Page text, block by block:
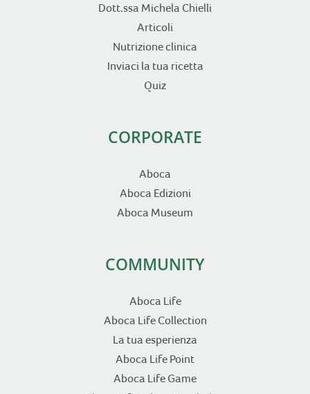
Dott.ssa Michela Chielli
Articoli
Nutrizione clinica
Inviaci la tua ricetta
Quiz
CORPORATE
Aboca
Aboca Edizioni
Aboca Museum
COMMUNITY
Aboca Life
Aboca Life Collection
La tua esperienza
Aboca Life Point
Aboca Life Game